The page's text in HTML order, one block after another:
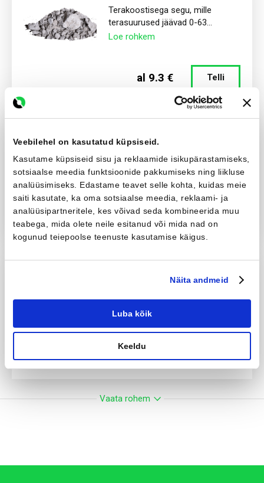
Veebilehel on kasutatud küpsiseid.
Kasutame küpsiseid sisu ja reklaamide isikupärastamiseks,
sotsiaalse meedia funktsioonide pakkumiseks ning liikluse
analüüsimiseks. Edastame teavet selle kohta, kuidas meie
saiti kasutate, ka oma sotsiaalse meedia, reklaami- ja
analüüsipartneritele, kes võivad seda kombineerida muu
teabega, mida olete neile esitanud või mida nad on
kogunud teiepoolse teenuste kasutamise käigus.
Näita andmeid
Luba kõik
Keeldu
Terakoostisega segu, mille
terasuurused jäävad 0-63...
Loe rohkem
al 9.3 € Telli
Peenkillustiku alla liigituv 0-16 mm
terasuurusega ...
Loe rohkem
al 9.3 € Telli
jäävad 4-63 mm pi...
Loe rohkem
Vaata rohem